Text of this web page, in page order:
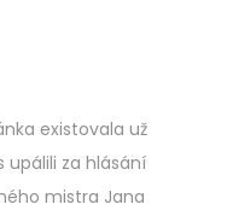
existovala už
upálili za hlásání
mistra Jana